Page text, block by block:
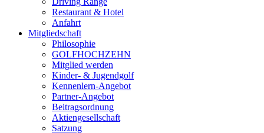
Restaurant & Hotel
Anfahrt
Mitgliedschaft
Philosophie
GOLFHOCHZEHN
Mitglied werden
Kinder- & Jugendgolf
Kennenlern-Angebot
Partner-Angebot
Beitragsordnung
Aktiengesellschaft
Satzung